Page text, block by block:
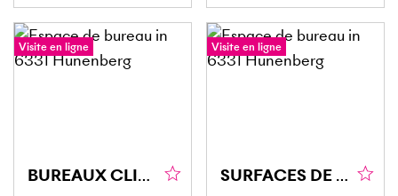
Visite en ligne
BUREAUX CLIMATISÉS - DISPONIBLES IMMÉDIATEMENT
Visite en ligne
SURFACES DE BUREAUX FLEXIBLES SUR PLUSIEURS ÉTAGES